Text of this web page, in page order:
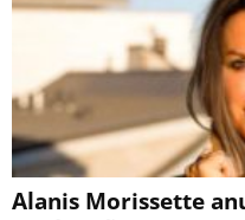
Alanis Morissette